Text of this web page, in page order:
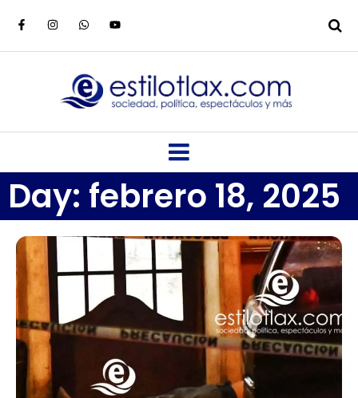
Day: febrero 18, 2025